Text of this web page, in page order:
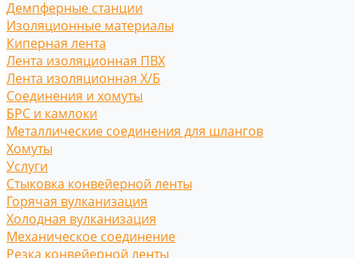
Демпферные станции
Изоляционные материалы
Киперная лента
Лента изоляционная ПВХ
Лента изоляционная Х/Б
Соединения и хомуты
БРС и камлоки
Металлические соединения для шлангов
Хомуты
Услуги
Стыковка конвейерной ленты
Горячая вулканизация
Холодная вулканизация
Механическое соединение
Резка конвейерной ленты